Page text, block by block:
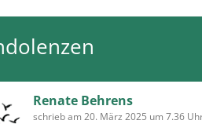
Renate Behrens
schrieb am 20. März 2025 um 7.36